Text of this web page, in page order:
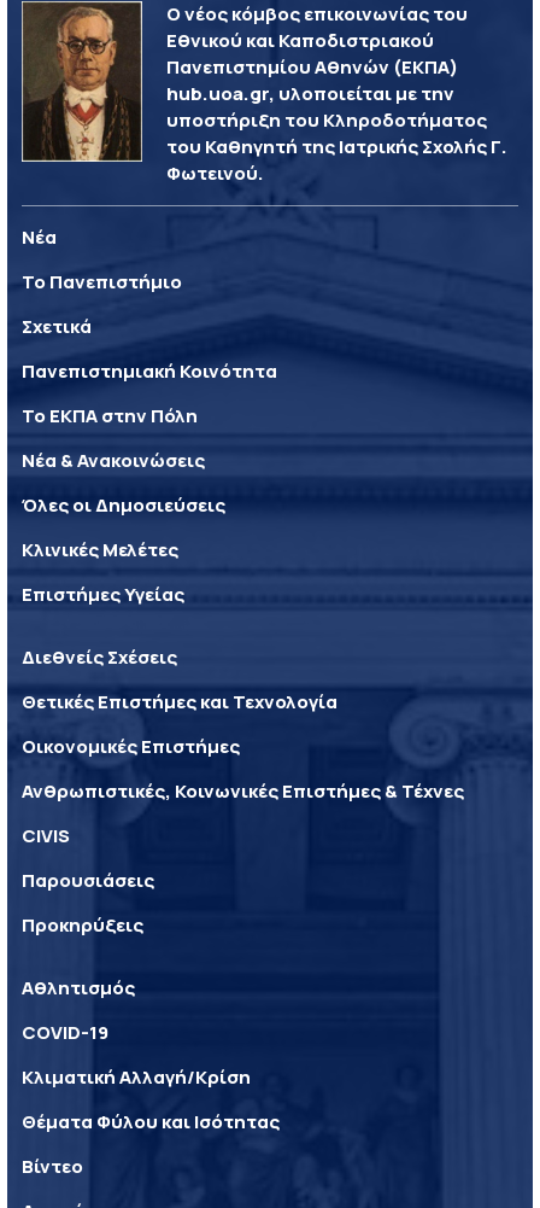
Ο νέος κόμβος επικοινωνίας του
Εθνικού και Καποδιστριακού
Πανεπιστημίου Αθηνών (ΕΚΠΑ)
hub.uoa.gr, υλοποιείται με την
υποστήριξη του Κληροδοτήματος
του Καθηγητή της Ιατρικής Σχολής Γ.
Φωτεινού.
Νέα
Το Πανεπιστήμιο
Σχετικά
Πανεπιστημιακή Κοινότητα
Το ΕΚΠΑ στην Πόλη
Νέα & Ανακοινώσεις
Όλες οι Δημοσιεύσεις
Κλινικές Μελέτες
Επιστήμες Υγείας
Διεθνείς Σχέσεις
Θετικές Επιστήμες και Τεχνολογία
Οικονομικές Επιστήμες
Ανθρωπιστικές, Κοινωνικές Επιστήμες & Τέχνες
CIVIS
Παρουσιάσεις
Προκηρύξεις
Αθλητισμός
COVID-19
Κλιματική Αλλαγή/Κρίση
Θέματα Φύλου και Ισότητας
Βίντεο